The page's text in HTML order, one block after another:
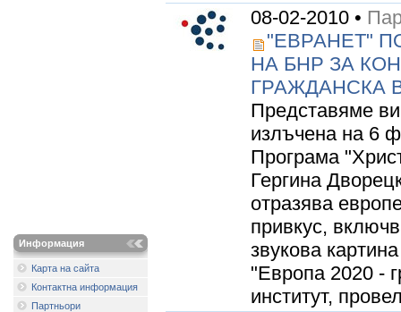
Информация
Карта на сайта
Контактна информация
Партньори
08-02-2010 •
"ЕВРАНЕТ"
НА БНР ЗА
ГРАЖДАНСКА
Представяме
излъчена на 6
Програма
Гергина
отразява
привкус,
звукова
"Европа 2020 -
институт,